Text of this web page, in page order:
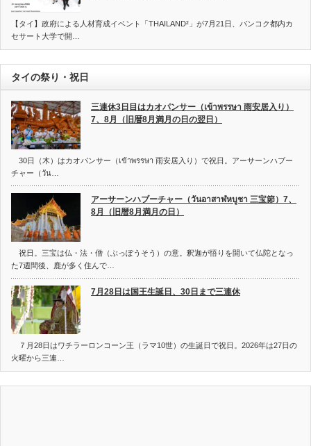
【タイ】政府による人材育成イベント「THAILAND²」が7月21日、バンコク都内カ
セサート大学で開…
タイの祭り・祝日
三連休3日目はカオパンサー（เข้าพรรษา 雨安居入り）
7、8月（旧暦8月満月の日の翌日）
30日（木）はカオパンサー（เข้าพรรษา 雨安居入り）で祝日。アーサーンハブー
チャー（วัน…
アーサーンハブーチャー（วันอาสาฬหบูชา 三宝節）7、
8月（旧暦8月満月の日）
祝日。三宝は仏・法・僧（ぶっぽうそう）の意。釈迦が悟りを開いて仏陀となっ
た7週間後、鹿が多く住んで…
7月28日は国王生誕日、30日まで三連休
７月28日はワチラーロンコーン王（ラマ10世）の生誕日で祝日。2026年は27日の
火曜から三連…